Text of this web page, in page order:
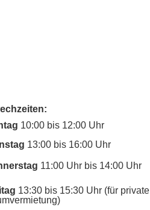
10:00 bis 12:00 Uhr
13:00 bis 16:00 Uhr
11:00 Uhr bis 14:00 Uhr
13:30 bis 15:30 Uhr (für private